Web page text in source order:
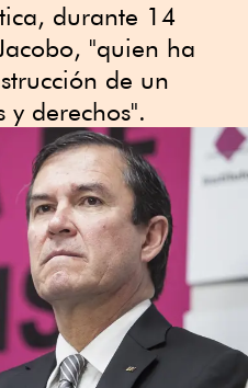
durante 14
"quien ha
de un
y derechos".